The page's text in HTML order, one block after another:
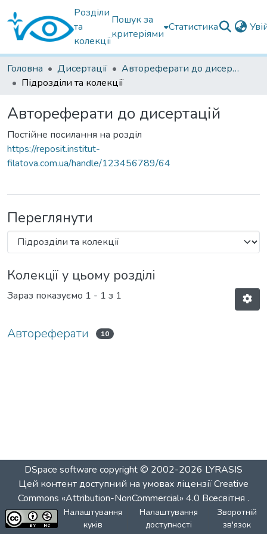
Розділи
та
колекції
Пошук за
критеріями
Статистика
Головна Дисертації
Автореферати до дисертацій
Підрозділи та колекції
Автореферати до дисертацій
Постійне посилання на розділ
https://reposit.institut-
filatova.com.ua/handle/123456789/64
Переглянути
Колекції у цьому розділі
Зараз показуємо 1 - 1 з 1
Автореферати 10
DSpace software copyright © 2002-2026 LYRASIS
Цей контент доступний на умовах ліцензіїCreative
Commons «Attribution-NonCommercial» 4.0 Всесвітня .
Налаштування
куків
Налаштування
доступності
Зворотній
зв'язок